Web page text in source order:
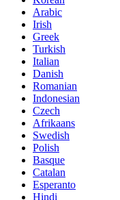
Arabic
Irish
Greek
Turkish
Italian
Danish
Romanian
Indonesian
Czech
Afrikaans
Swedish
Polish
Basque
Catalan
Esperanto
Hindi